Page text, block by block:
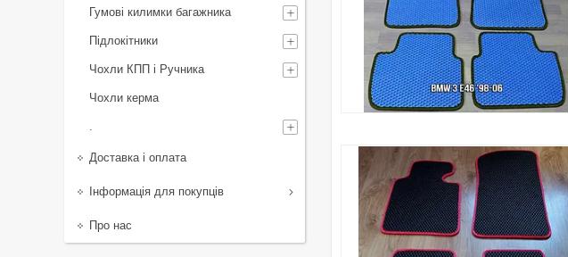
Гумові килимки багажника
Підлокітники
Чохли КПП і Ручника
Чохли керма
.
Доставка і оплата
Інформація для покупців
Про нас